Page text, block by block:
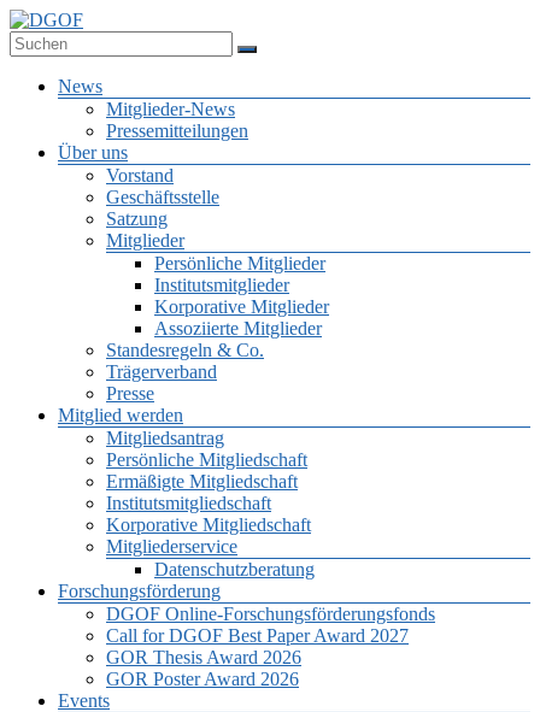
Zum
Inhalt
springen
Deutsche Gesellschaft für Online-Forschung e.V.
Menü
News
Mitglieder-News
Pressemitteilungen
Über uns
Vorstand
Geschäftsstelle
Satzung
Mitglieder
Persönliche Mitglieder
Institutsmitglieder
Korporative Mitglieder
Assoziierte Mitglieder
Standesregeln & Co.
Trägerverband
Presse
Mitglied werden
Mitgliedsantrag
Persönliche Mitgliedschaft
Ermäßigte Mitgliedschaft
Institutsmitgliedschaft
Korporative Mitgliedschaft
Mitgliederservice
Datenschutzberatung
Forschungsförderung
DGOF Online-Forschungsförderungsfonds
Call for DGOF Best Paper Award 2027
GOR Thesis Award 2026
GOR Poster Award 2026
Events